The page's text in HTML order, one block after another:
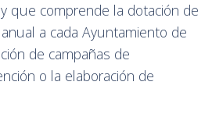
que comprende la dotación de
a cada Ayuntamiento de
de campañas de
o la elaboración de